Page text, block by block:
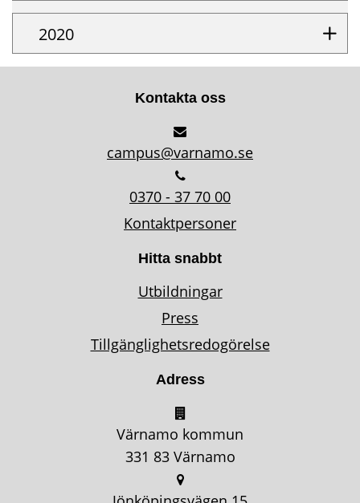
2020
Kontakta oss
campus@varnamo.se
0370 - 37 70 00
Kontaktpersoner
Hitta snabbt
Utbildningar
Press
Tillgänglighetsredogörelse
Adress
Värnamo kommun
331 83 Värnamo